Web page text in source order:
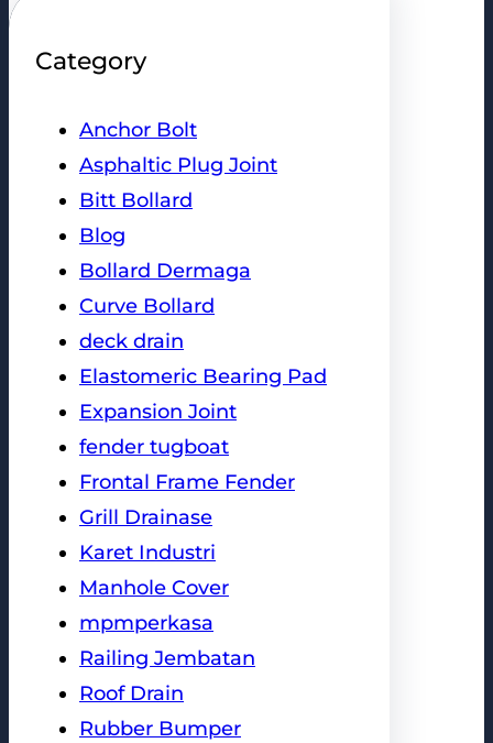
Category
Anchor Bolt
Asphaltic Plug Joint
Bitt Bollard
Blog
Bollard Dermaga
Curve Bollard
deck drain
Elastomeric Bearing Pad
Expansion Joint
fender tugboat
Frontal Frame Fender
Grill Drainase
Karet Industri
Manhole Cover
mpmperkasa
Railing Jembatan
Roof Drain
Rubber Bumper